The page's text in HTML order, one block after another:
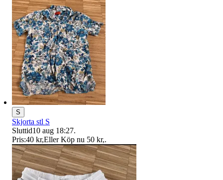
S
Skjorta stl S
Sluttid10 aug 18:27.
Pris:40 kr,Eller Köp nu 50 kr,.